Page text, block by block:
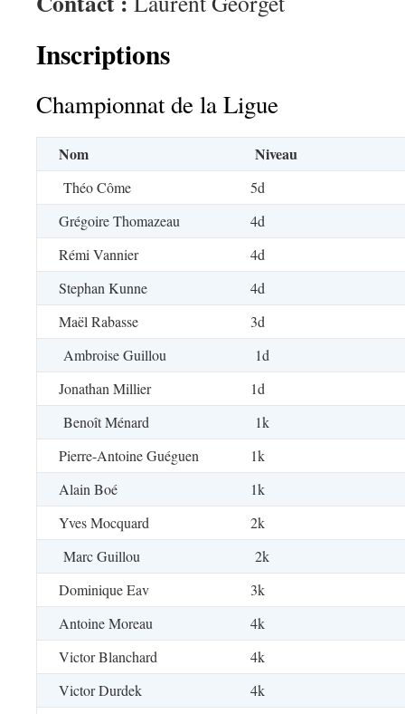
Inscriptions
Championnat de la Ligue
Nom Niveau
Théo Côme
5d
Grégoire Thomazeau
4d
Rémi Vannier
4d
Stephan Kunne
4d
Maël Rabasse
3d
Ambroise Guillou
1d
Jonathan Millier
1d
Benoît Ménard
1k
Pierre-Antoine Guéguen
1k
Alain Boé
1k
Yves Mocquard
2k
Marc Guillou
2k
Dominique Eav
3k
Antoine Moreau
4k
Victor Blanchard
4k
Victor Durdek
4k